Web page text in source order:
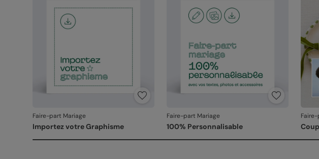
Faire-part Mariage
Importez votre Graphisme
Faire-part Mariage
100% Personnalisable